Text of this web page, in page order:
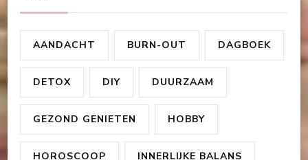
AANDACHT BURN-OUT DAGBOEK
DETOX DIY DUURZAAM
GEZOND GENIETEN HOBBY
HOROSCOOP INNERLIJKE BALANS